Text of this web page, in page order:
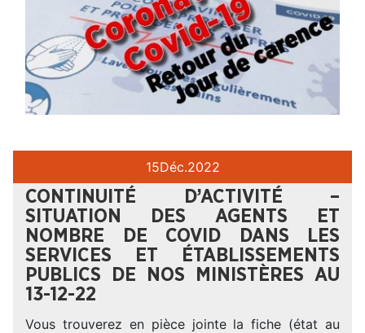
15Déc.2022
CONTINUITÉ D’ACTIVITÉ –
SITUATION DES AGENTS ET
NOMBRE DE COVID DANS LES
SERVICES ET ÉTABLISSEMENTS
PUBLICS DE NOS MINISTÈRES AU
13-12-22
Vous trouverez en pièce jointe la fiche (état au